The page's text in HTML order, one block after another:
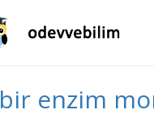
bir enzim